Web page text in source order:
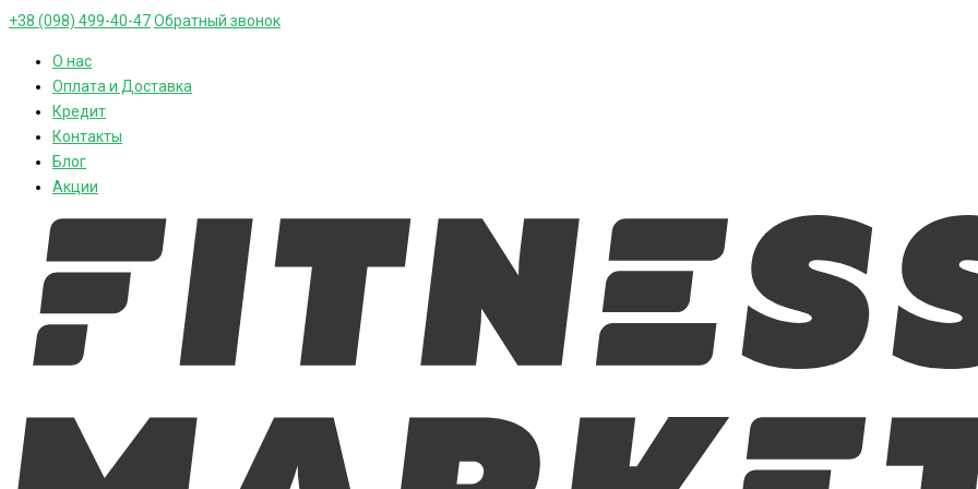
+38 (098) 499-40-47Обратный звонок
О нас
Оплата и Доставка
Кредит
Контакты
Блог
Акции